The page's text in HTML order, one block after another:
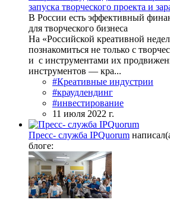
запуска творческого проекта и
В России есть эффективный
для творческого бизнеса
На «Российской креативной
познакомиться не только с
и с инструментами их
инструментов — кра...
#Креативные индустрии
#краудлендинг
#инвестирование
11 июля 2022 г.
Пресс- служба IPQuorum
блоге: